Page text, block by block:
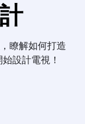
瞭解如何打造
設計電視！